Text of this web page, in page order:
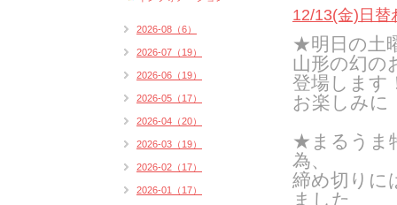
12/13(金)日替
★明日の土
山形の幻の
登場します
お楽しみに
★まるうま
為、
締め切りに
ました
2026-08（6）
2026-07（19）
2026-06（19）
2026-05（17）
2026-04（20）
2026-03（19）
2026-02（17）
2026-01（17）